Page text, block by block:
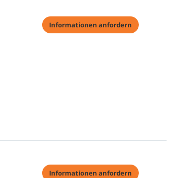
Informationen anfordern
Informationen anfordern